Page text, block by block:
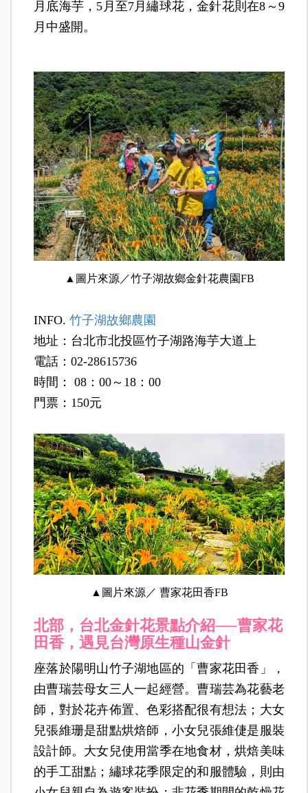
月底海芋，5月至7月繡球花，金針花則在8～9
月中盛開。
▲圖片來源／竹子湖故鄉金針花農園FB
INFO. 竹子湖故鄉農園
地址：台北市北投區竹子湖路海芋大道上
電話：02-28615736
時間： 08：00～18：00
門票：150元
▲圖片來源／ 曹家花田香FB
北部，台北金針花景點介紹──曹家花
田香，遇見台灣原生種山金針
座落於陽明山竹子湖地區的「曹家花田香」，
由曹瑞芸母女三人一起經營。曹瑞芸為花藝老
師，對於花卉佈置、色彩搭配很有想法；大女
兒張維珊是甜點烘焙師，小女兒張維倢是服裝
設計師。大女兒使用當季在地食材，烘焙美味
的手工甜點；繡球花季限定的和服體驗，則由